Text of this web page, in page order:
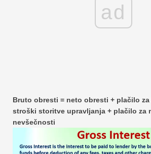
ad
Bruto obresti = neto obresti + plačilo
stroški storitve upravljanja + plačilo za
nevšečnosti